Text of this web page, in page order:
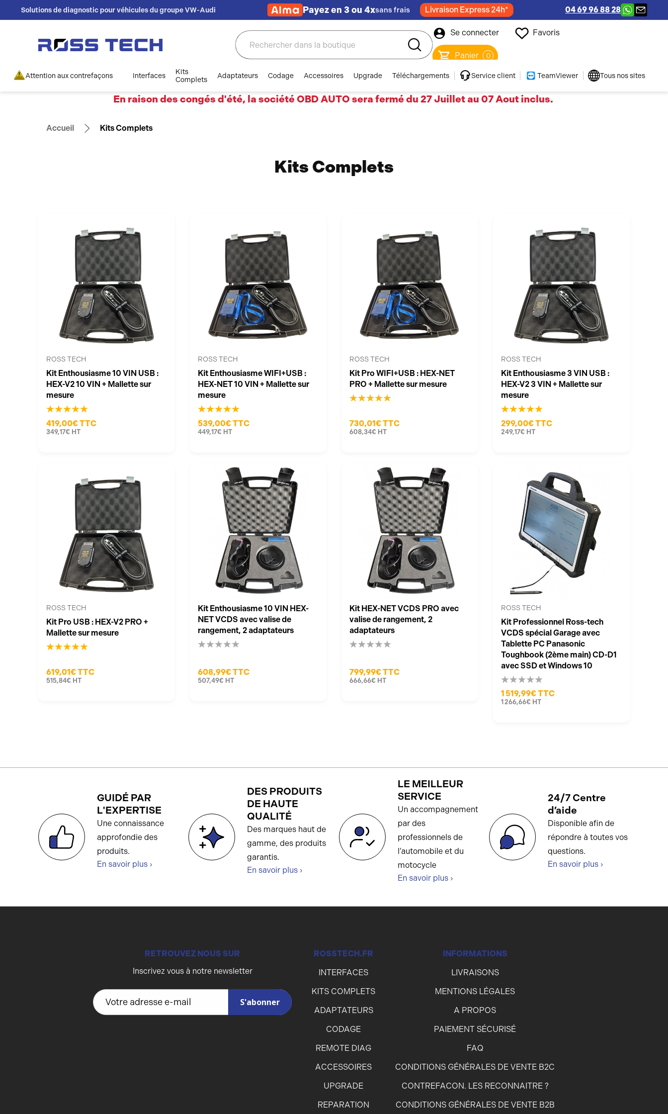
Solutions de diagnostic pour véhicules du groupe VW-Audi Payez en 3 ou 4xsans frais Livraison Express 24h* 04 69 96 88 28
Rechercher Se connecter Favoris
Panier 0
Interfaces
Kits
Complets
Adaptateurs Codage Accessoires Upgrade TeamViewer
Téléchargements Service client
Attention aux contrefaçons Tous nos sites
En raison des congés d'été, la société OBD AUTO sera fermé du 27 Juillet au 07 Aout inclus.
Accueil Kits Complets
Kits Complets
ROSS TECH
Kit Enthousiasme 10 VIN USB :
HEX-V2 10 VIN + Mallette sur
mesure
419,00€TTC
349,17€ HT
ROSS TECH
Kit Enthousiasme WIFI+USB :
HEX-NET 10 VIN + Mallette sur
mesure
539,00€TTC
449,17€ HT
ROSS TECH
Kit Pro WIFI+USB : HEX-NET
PRO + Mallette sur mesure
730,01€TTC
608,34€ HT
ROSS TECH
Kit Enthousiasme 3 VIN USB :
HEX-V2 3 VIN + Mallette sur
mesure
299,00€TTC
249,17€ HT
ROSS TECH
Kit Pro USB : HEX-V2 PRO +
Mallette sur mesure
619,01€TTC
515,84€ HT
Kit Enthousiasme 10 VIN HEX-
NET VCDS avec valise de
rangement, 2 adaptateurs
608,99€TTC
507,49€ HT
Kit HEX-NET VCDS PRO avec
valise de rangement, 2
adaptateurs
799,99€TTC
666,66€ HT
ROSS TECH
Kit Professionnel Ross-tech
VCDS spécial Garage avec
Tablette PC Panasonic
Toughbook (2ème main) CD-D1
avec SSD et Windows 10
1 519,99€TTC
1 266,66€ HT
GUIDÉ PAR
L'EXPERTISE
Une connaissance
approfondie des
produits.
En savoir plus ›
DES PRODUITS
DE HAUTE
QUALITÉ
Des marques haut de
gamme, des produits
garantis.
En savoir plus ›
LE MEILLEUR
SERVICE
Un accompagnement
par des
professionnels de
l’automobile et du
motocycle
En savoir plus ›
24/7 Centre
d’aide
Disponible afin de
répondre à toutes vos
questions.
En savoir plus ›
RETROUVEZ NOUS SUR
Inscrivez vous à notre newsletter
A
d
ROSSTECH.FR
INTERFACES
KITS COMPLETS
ADAPTATEURS
CODAGE
REMOTE DIAG
ACCESSOIRES
UPGRADE
REPARATION
INFORMATIONS
LIVRAISONS
MENTIONS LÉGALES
A PROPOS
PAIEMENT SÉCURISÉ
FAQ
CONDITIONS GÉNÉRALES DE VENTE B2C
CONTREFACON. LES RECONNAITRE ?
CONDITIONS GÉNÉRALES DE VENTE B2B